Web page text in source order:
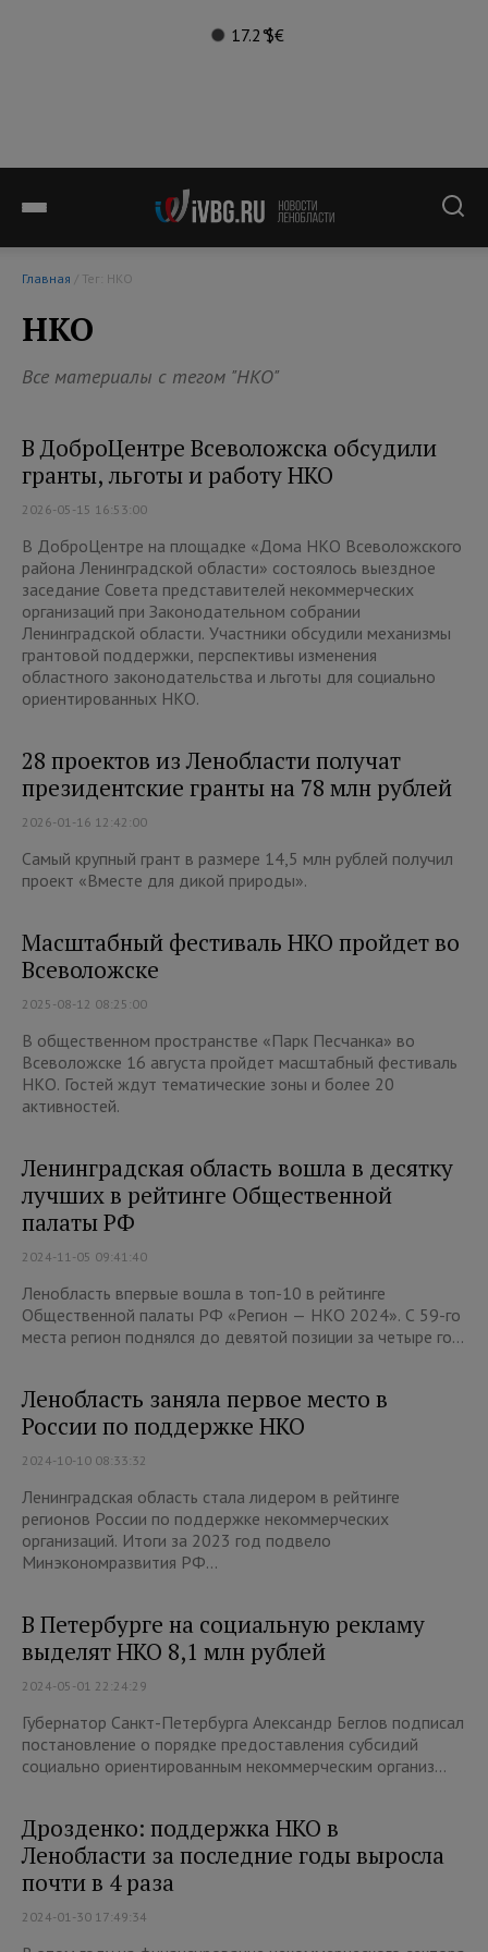
17.2°$€
Главная / Тег: НКО
НКО
Все материалы с тегом "НКО"
В ДоброЦентре Всеволожска обсудили
гранты, льготы и работу НКО
2026-05-15 16:53:00
В ДоброЦентре на площадке «Дома НКО Всеволожского
района Ленинградской области» состоялось выездное
заседание Совета представителей некоммерческих
организаций при Законодательном собрании
Ленинградской области. Участники обсудили механизмы
грантовой поддержки, перспективы изменения
областного законодательства и льготы для социально
ориентированных НКО.
28 проектов из Ленобласти получат
президентские гранты на 78 млн рублей
2026-01-16 12:42:00
Самый крупный грант в размере 14,5 млн рублей получил
проект «Вместе для дикой природы».
Масштабный фестиваль НКО пройдет во
Всеволожске
2025-08-12 08:25:00
В общественном пространстве «Парк Песчанка» во
Всеволожске 16 августа пройдет масштабный фестиваль
НКО. Гостей ждут тематические зоны и более 20
активностей.
Ленинградская область вошла в десятку
лучших в рейтинге Общественной
палаты РФ
2024-11-05 09:41:40
Ленобласть впервые вошла в топ-10 в рейтинге
Общественной палаты РФ «Регион — НКО 2024». С 59-го
места регион поднялся до девятой позиции за четыре го...
Ленобласть заняла первое место в
России по поддержке НКО
2024-10-10 08:33:32
Ленинградская область стала лидером в рейтинге
регионов России по поддержке некоммерческих
организаций. Итоги за 2023 год подвело
Минэкономразвития РФ...
В Петербурге на социальную рекламу
выделят НКО 8,1 млн рублей
2024-05-01 22:24:29
Губернатор Санкт-Петербурга Александр Беглов подписал
постановление о порядке предоставления субсидий
социально ориентированным некоммерческим организ...
Дрозденко: поддержка НКО в
Ленобласти за последние годы выросла
почти в 4 раза
2024-01-30 17:49:34